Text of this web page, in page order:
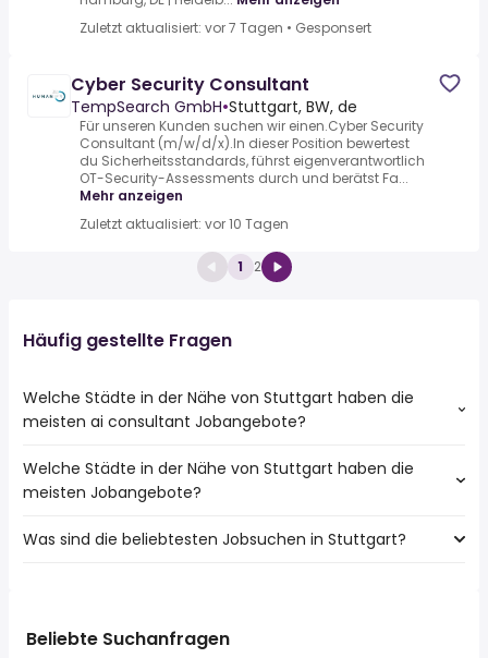
Zuletzt aktualisiert: vor 7 Tagen • Gesponsert
Cyber Security Consultant
TempSearch GmbH•Stuttgart, BW, de
Für unseren Kunden suchen wir einen.Cyber Security
Consultant (m/w/d/x).In dieser Position bewertest
du Sicherheitsstandards, führst eigenverantwortlich
OT-Security-Assessments durch und berätst Fa...
Mehr anzeigen
Zuletzt aktualisiert: vor 10 Tagen
1 2
Häufig gestellte Fragen
Welche Städte in der Nähe von Stuttgart haben die
meisten ai consultant Jobangebote?
Städte in der Nähe von Stuttgart mit den meisten ai
consultant Jobs:
Markgröningen
Welche Städte in der Nähe von Stuttgart haben die
meisten Jobangebote?
10 Städte in der Nähe von Stuttgart mit den meisten
Sindelfingen
Was sind die beliebtesten Jobsuchen in Stuttgart?
teilzeit
Beliebte Suchanfragen